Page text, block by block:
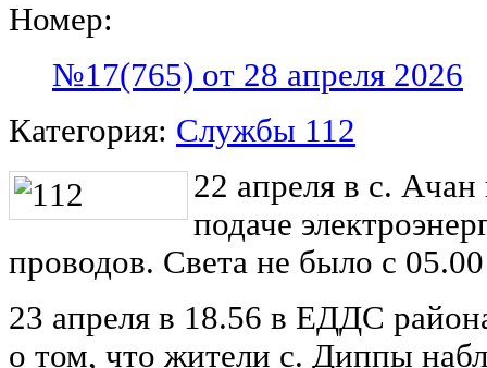
Номер:
№17(765) от 28 апреля 2026
Категория: Службы 112
22 апреля в с.
подаче
проводов. Света не было с
23 апреля в 18.56 в ЕДДС
о том, что жители с. Диппы